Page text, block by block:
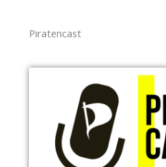
.
1
2
.
2
0
E
I
A
G
Piratencast